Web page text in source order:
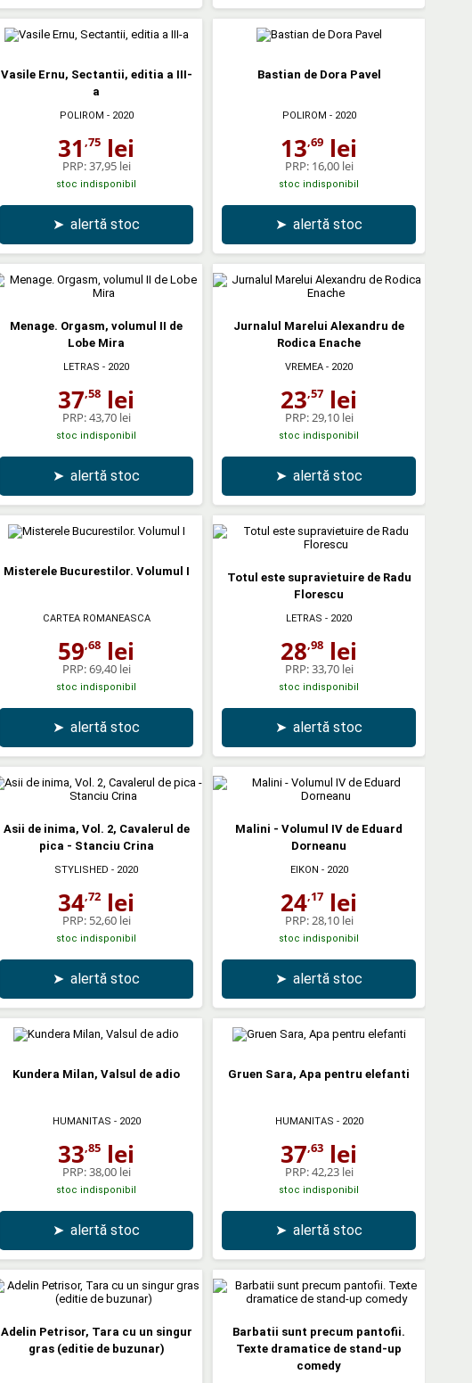
Vasile Ernu, Sectantii, editia a III-
a
POLIROM - 2020
31 ,75 lei
PRP:37,95 lei
stoc indisponibil
➤ alertă stoc
Bastian de Dora Pavel
POLIROM - 2020
13,69 lei
PRP: 16,00 lei
stoc indisponibil
➤ alertă stoc
Menage. Orgasm, volumul II de
Lobe Mira
LETRAS - 2020
37,58 lei
PRP:43,70 lei
stoc indisponibil
➤ alertă stoc
Jurnalul Marelui Alexandru de
Rodica Enache
VREMEA - 2020
23,57 lei
PRP:29,10 lei
stoc indisponibil
➤ alertă stoc
Misterele Bucurestilor. Volumul I
CARTEA ROMANEASCA
59,68 lei
PRP:69,40 lei
stoc indisponibil
➤ alertă stoc
Totul este supravietuire de Radu
Florescu
LETRAS - 2020
28,98 lei
PRP:33,70 lei
stoc indisponibil
➤ alertă stoc
Asii de inima, Vol. 2, Cavalerul de
pica - Stanciu Crina
STYLISHED - 2020
34,72 lei
PRP: 52,60 lei
stoc indisponibil
➤ alertă stoc
Malini - Volumul IV de Eduard
Dorneanu
EIKON - 2020
24,17 lei
PRP:28,10 lei
stoc indisponibil
➤ alertă stoc
Kundera Milan, Valsul de adio
HUMANITAS - 2020
33,85 lei
PRP:38,00 lei
stoc indisponibil
➤ alertă stoc
Gruen Sara, Apa pentru elefanti
HUMANITAS - 2020
37,63 lei
PRP:42,23 lei
stoc indisponibil
➤ alertă stoc
Adelin Petrisor, Tara cu un singur
gras (editie de buzunar)
Barbatii sunt precum pantofii.
Texte dramatice de stand-up
comedy